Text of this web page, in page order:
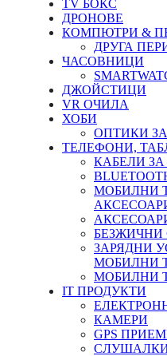
TV БОКС
ДРОНОВЕ
КОМПЮТРИ &
ДРУГА
ЧАСОВНИЦИ
ДЖОЙСТИЦИ
VR ОЧИЛА
ХОБИ
ОПТИКИ
ТЕЛЕФОНИ,
КАБЕЛИ
МОБИЛНИ
ЗАРЯДНИ
МОБИЛНИ
МОБИЛНИ
IT ПРОДУКТИ
КАМЕРИ
GPS